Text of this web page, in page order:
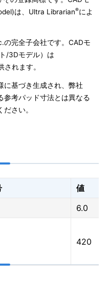
は、Ultra Librarian®によ
完全子会社です。CADモ
/3Dモデル）は
れます。
に基づき生成され、弊社
参考パッド寸法とは異なる
さい。
値
6.0
420